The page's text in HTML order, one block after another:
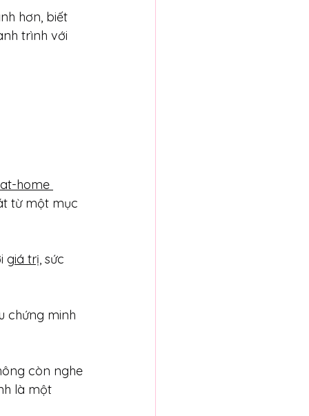
hơn, biết
trình với
home
từ một mục
giá trị, sức
chứng minh
còn nghe
là một